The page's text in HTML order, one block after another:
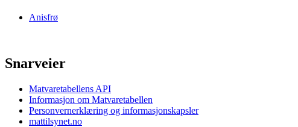
Anisfrø
Snarveier
Matvaretabellens API
Informasjon om Matvaretabellen
Personvernerklæring og informasjonskapsler
mattilsynet.no